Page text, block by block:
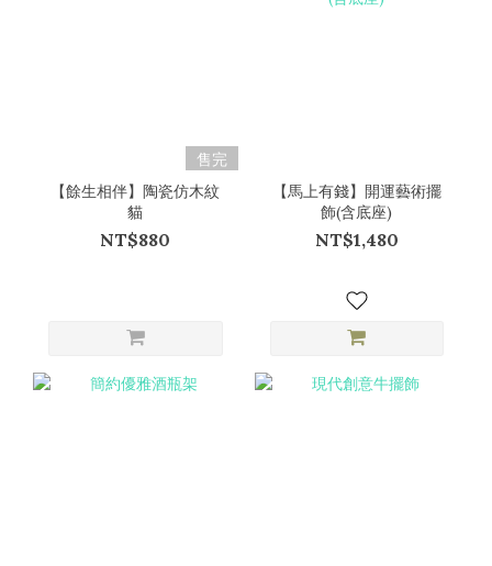
售完
【餘生相伴】陶瓷仿木紋
貓
NT$880
【馬上有錢】開運藝術擺
飾(含底座)
NT$1,480